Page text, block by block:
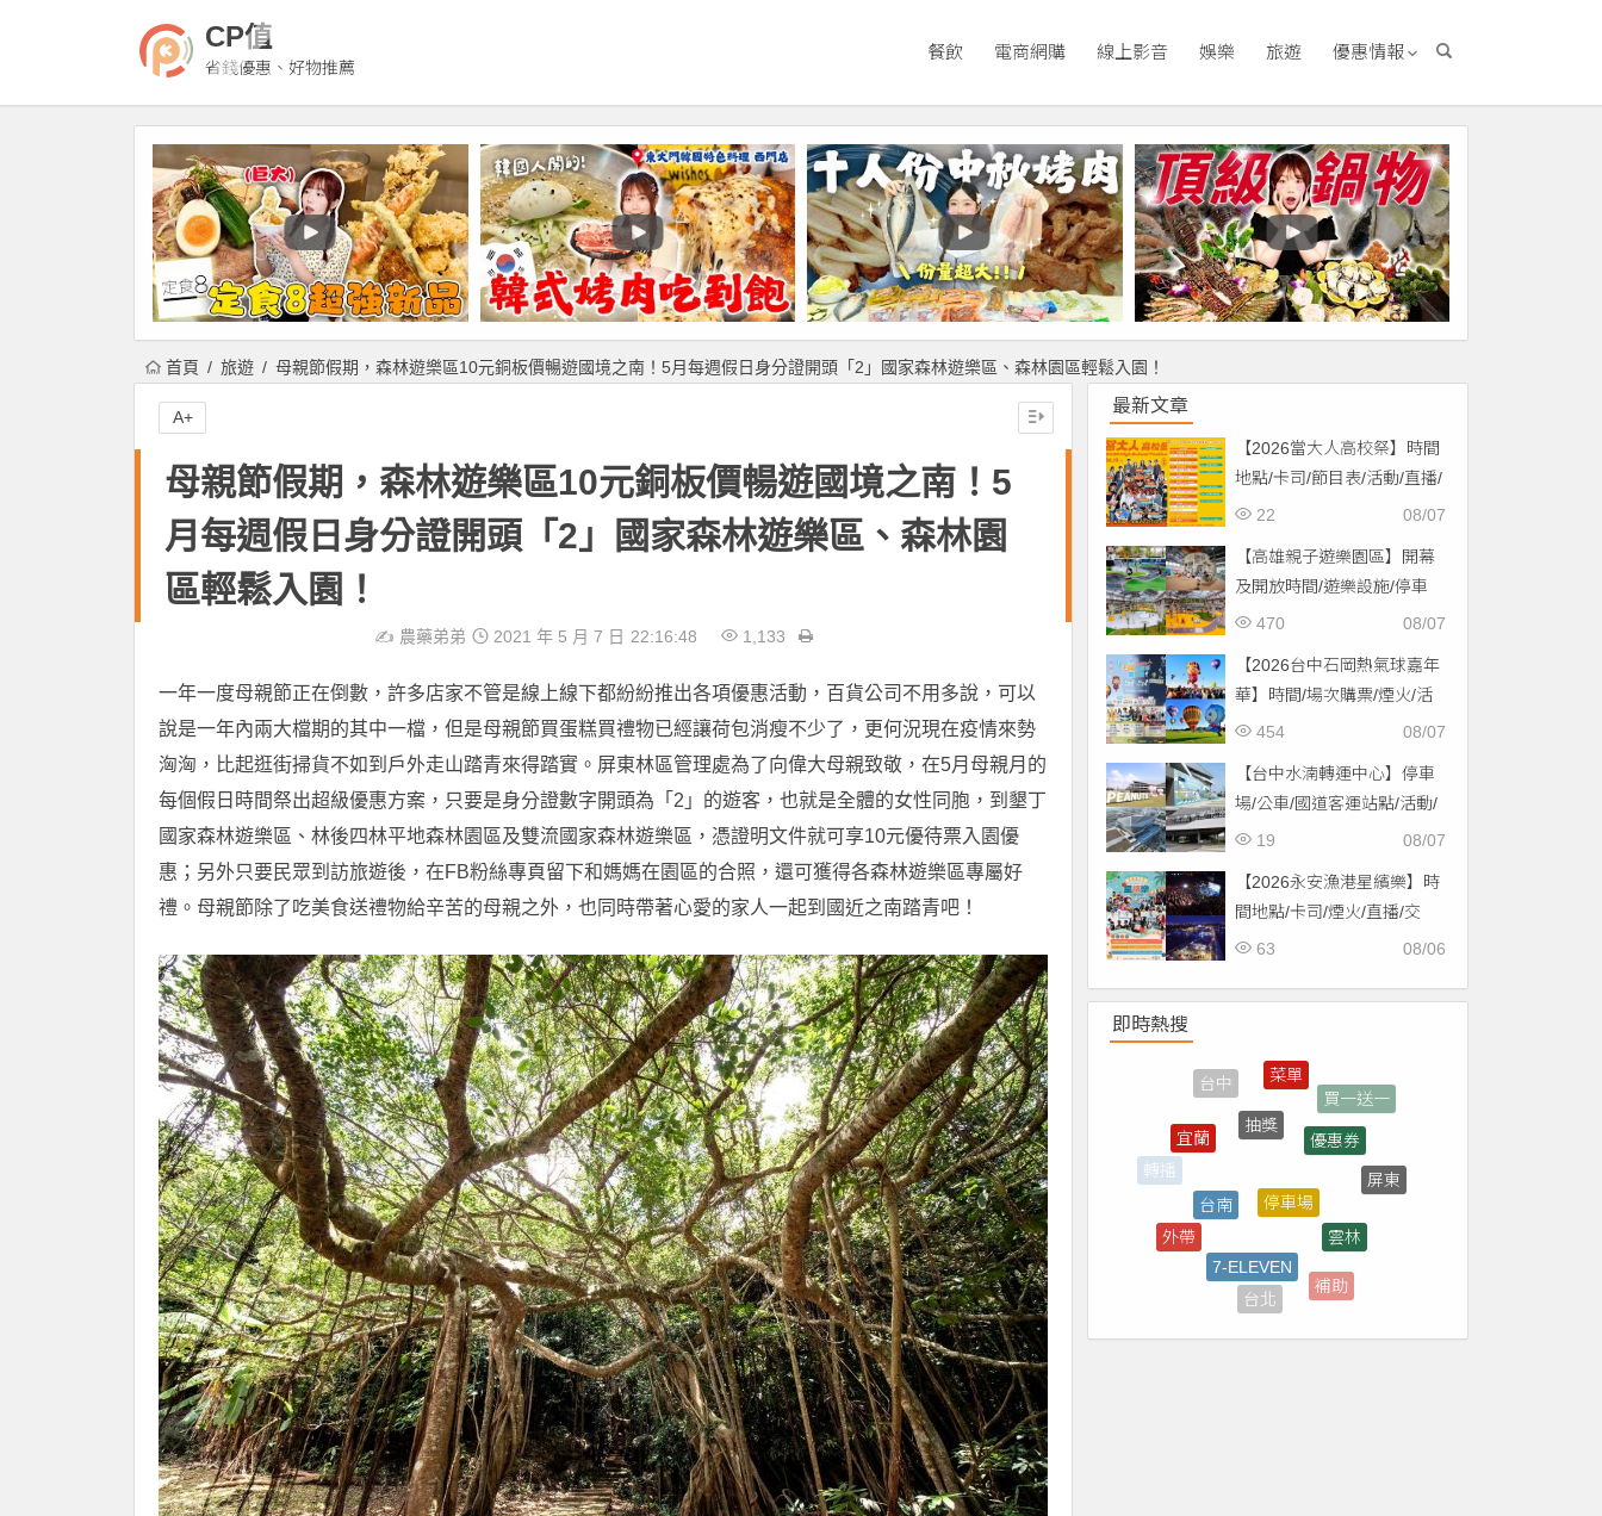
CP值
省錢優惠、好物推薦
餐飲 電商網購 線上影音 娛樂 旅遊 優惠情報
首頁 旅遊 母親節假期，森林遊樂區10元銅板價暢遊國境之南！5月每週假日身分證開頭「2」國家森林遊樂區、森林園區輕鬆入園！
母親節假期，森林遊樂區10元銅板價暢遊國境之南！5
月每週假日身分證開頭「2」國家森林遊樂區、森林園
區輕鬆入園！
✍️ 農藥弟弟 2021 年 5 月 7 日 22:16:48 1,133
一年一度母親節正在倒數，許多店家不管是線上線下都紛紛推出各項優惠活動，百貨公司不用多說，可以
說是一年內兩大檔期的其中一檔，但是母親節買蛋糕買禮物已經讓荷包消瘦不少了，更何況現在疫情來勢
洶洶，比起逛街掃貨不如到戶外走山踏青來得踏實。屏東林區管理處為了向偉大母親致敬，在5月母親月的
每個假日時間祭出超級優惠方案，只要是身分證數字開頭為「2」的遊客，也就是全體的女性同胞，到墾丁
國家森林遊樂區、林後四林平地森林園區及雙流國家森林遊樂區，憑證明文件就可享10元優待票入園優
惠；另外只要民眾到訪旅遊後，在FB粉絲專頁留下和媽媽在園區的合照，還可獲得各森林遊樂區專屬好
禮。母親節除了吃美食送禮物給辛苦的母親之外，也同時帶著心愛的家人一起到國近之南踏青吧！
A+
最新文章
【2026當大人高校祭】時間
地點/卡司/節目表/活動/直播/
交通，免費入場！
08/07
22
【高雄親子遊樂園區】開幕
及開放時間/遊樂設施/停車
場/交通一次看！
08/07
470
【2026台中石岡熱氣球嘉年
華】時間/場次購票/煙火/活
動/交通，土牛運動公園登08/07
454
【台中水湳轉運中心】停車
場/公車/國道客運站點/活動/
交通，啟用免費停車！ 08/07
19
【2026永安漁港星繽樂】時
間地點/卡司/煙火/直播/交
通，免費入場！
08/06
63
即時熱搜
宜蘭
抽獎
優惠券
南投
演唱會
高雄
外帶
台南
停車場
雲林
補助
台北
7-ELEVEN